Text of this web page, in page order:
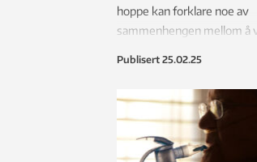
hoppe kan forklare noe av
sammenhengen mellom
Publisert 25.02.25